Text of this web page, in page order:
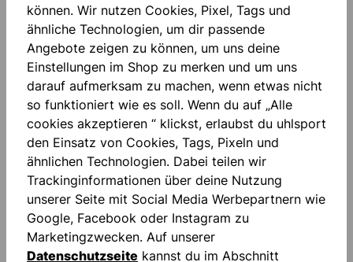
HALF NEGATIVE (HN) CUT
Eine extreme Ballkontrolle und ein außergewöhnlicher
Wohlfühlfaktor sind charakteristisch für den HALF
NEGATIVE CUT. Die Nähte sind teilweise innen vernäht
und sorgen für besten Tragekomfort.
Zu den HN CUT Modellen >
SONDERSCHNITTE
Einige Torhüter benötigen ganz spezielle Schnitte,
individuell angepasst an ihre persönlichen
Anforderungen. Deshalb findest Du bei uns im Shop
auch zusammengenähte Finger, 360° und ROLLFINGER
CUT oder besondere Schaum-Schnitt-Kombinationen.
können. Wir nutzen Cookies, Pixel, Tags und
ähnliche Technologien, um dir passende
Angebote zeigen zu können, um uns deine
Einstellungen im Shop zu merken und um uns
darauf aufmerksam zu machen, wenn etwas nicht
so funktioniert wie es soll. Wenn du auf „Alle
cookies akzeptieren “ klickst, erlaubst du uhlsport
den Einsatz von Cookies, Tags, Pixeln und
ähnlichen Technologien. Dabei teilen wir
Trackinginformationen über deine Nutzung
unserer Seite mit Social Media Werbepartnern wie
Google, Facebook oder Instagram zu
Marketingzwecken. Auf unserer
Datenschutzseite kannst du im Abschnitt